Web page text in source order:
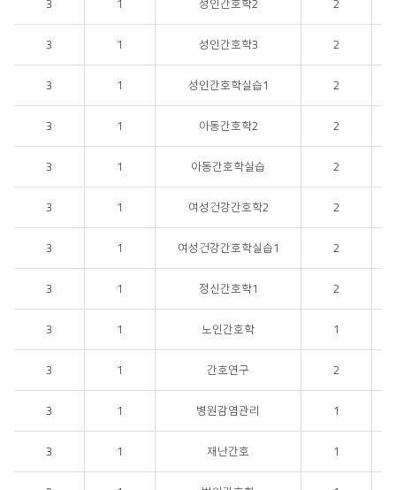
3 1 성인간호학2 2
3 1 성인간호학3 2
3 1 성인간호학실습1 2
3 1 아동간호학2 2
3 1 아동간호학실습 2
3 1 여성건강간호학2 2
3 1 여성건강간호학실습1 2
3 1 정신간호학1 2
3 1 노인간호학 1
3 1 간호연구 2
3 1 병원감염관리 1
3 1 재난간호 1